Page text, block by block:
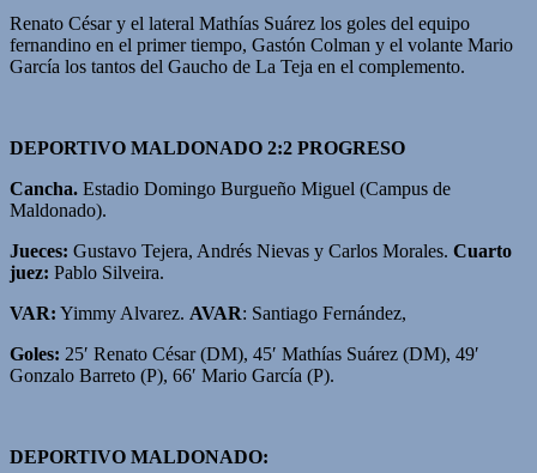
Renato César y el lateral Mathías Suárez los goles del equipo
fernandino en el primer tiempo, Gastón Colman y el volante Mario
García los tantos del Gaucho de La Teja en el complemento.
DEPORTIVO MALDONADO 2:2 PROGRESO
Cancha. Estadio Domingo Burgueño Miguel (Campus de
Maldonado).
Jueces: Gustavo Tejera, Andrés Nievas y Carlos Morales. Cuarto
juez: Pablo Silveira.
VAR: Yimmy Alvarez. AVAR: Santiago Fernández,
Goles: 25′ Renato César (DM), 45′ Mathías Suárez (DM), 49′
Gonzalo Barreto (P), 66′ Mario García (P).
DEPORTIVO MALDONADO: